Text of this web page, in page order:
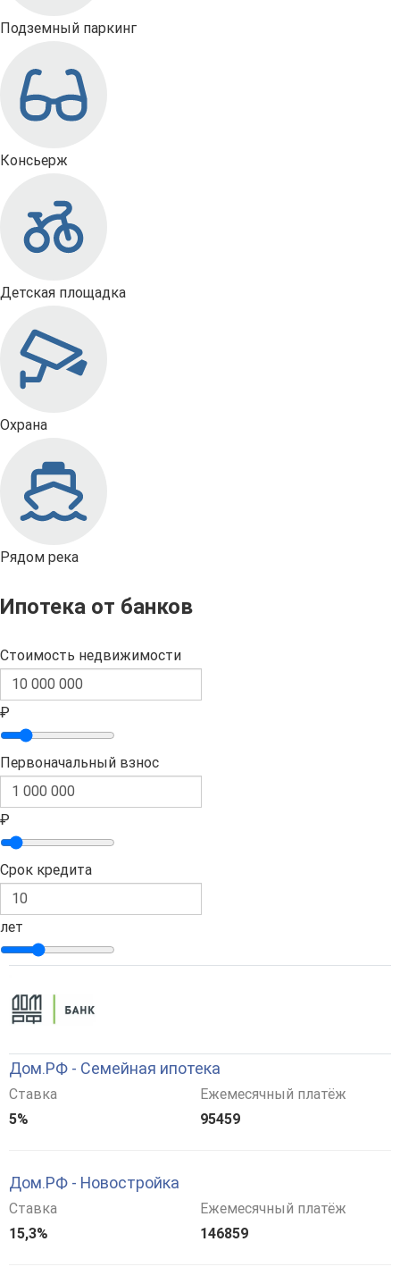
Подземный паркинг
Консьерж
Детская площадка
Охрана
Рядом река
Ипотека от банков
Стоимость недвижимости
₽
Первоначальный взнос
₽
Срок кредита
лет
Дом.РФ - Семейная ипотека
Ставка
5%
Ежемесячный платёж
95459
Дом.РФ - Новостройка
Ставка
15,3%
Ежемесячный платёж
146859